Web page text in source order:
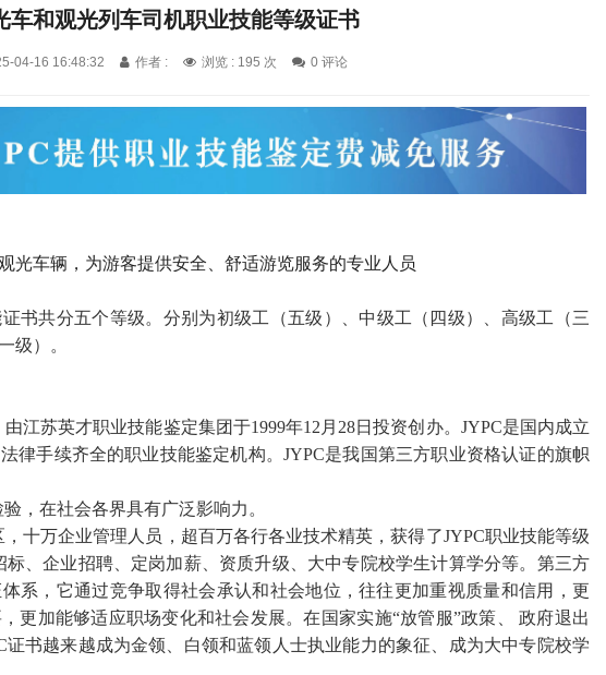
车和观光列车司机职业技能等级证书
04-16 16:48:32 作者 : 浏览 : 195 次 0 评论
光车辆，为游客提供安全、舒适游览服务的专业人员
书共分五个等级。 分别为初级工（五级）、中级工（四级）、高级工（三
级）。
江苏英才职业技能鉴定集团于1999年12月28日投资创办。JYPC是国内成立
律手续齐全的职业技能鉴定机构。JYPC是我国第三方职业资格认证的旗帜
，在社会各界具有广泛影响力。
十万企业管理人员，超百万各行各业技术精英，获得了JYPC职业技能等级
标、企业招聘、定岗加薪、资质升级、大中专院校学生计算学分等。第三方
系，它通过竞争取得社会承认和社会地位，往往更加重视质量和信用，更
更加能够适应职场变化和社会发展。在国家实施“放管服”政策、
政府退出
书越来越成为金领、白领和蓝领人士执业能力的象征、成为大中专院校学